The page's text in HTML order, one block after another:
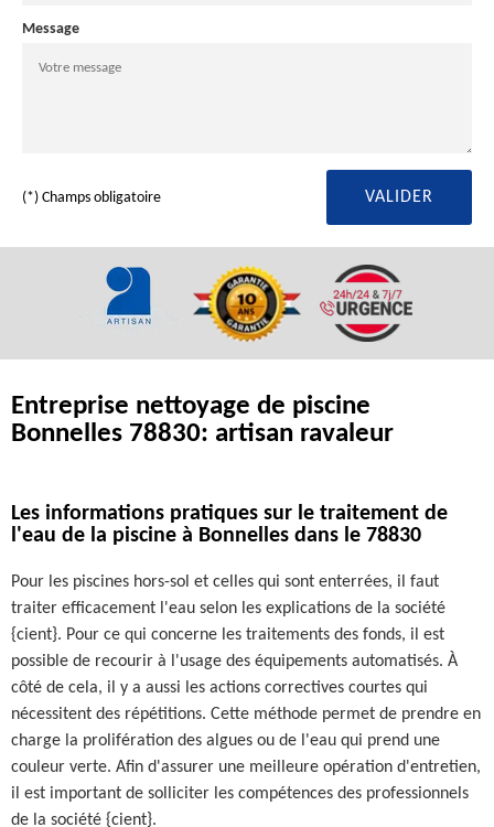
Message
(*) Champs obligatoire
Entreprise nettoyage de piscine
Bonnelles 78830: artisan ravaleur
Les informations pratiques sur le traitement de
l'eau de la piscine à Bonnelles dans le 78830
Pour les piscines hors-sol et celles qui sont enterrées, il faut
traiter efficacement l'eau selon les explications de la société
{cient}. Pour ce qui concerne les traitements des fonds, il est
possible de recourir à l'usage des équipements automatisés. À
côté de cela, il y a aussi les actions correctives courtes qui
nécessitent des répétitions. Cette méthode permet de prendre en
charge la prolifération des algues ou de l'eau qui prend une
couleur verte. Afin d'assurer une meilleure opération d'entretien,
il est important de solliciter les compétences des professionnels
de la société {cient}.